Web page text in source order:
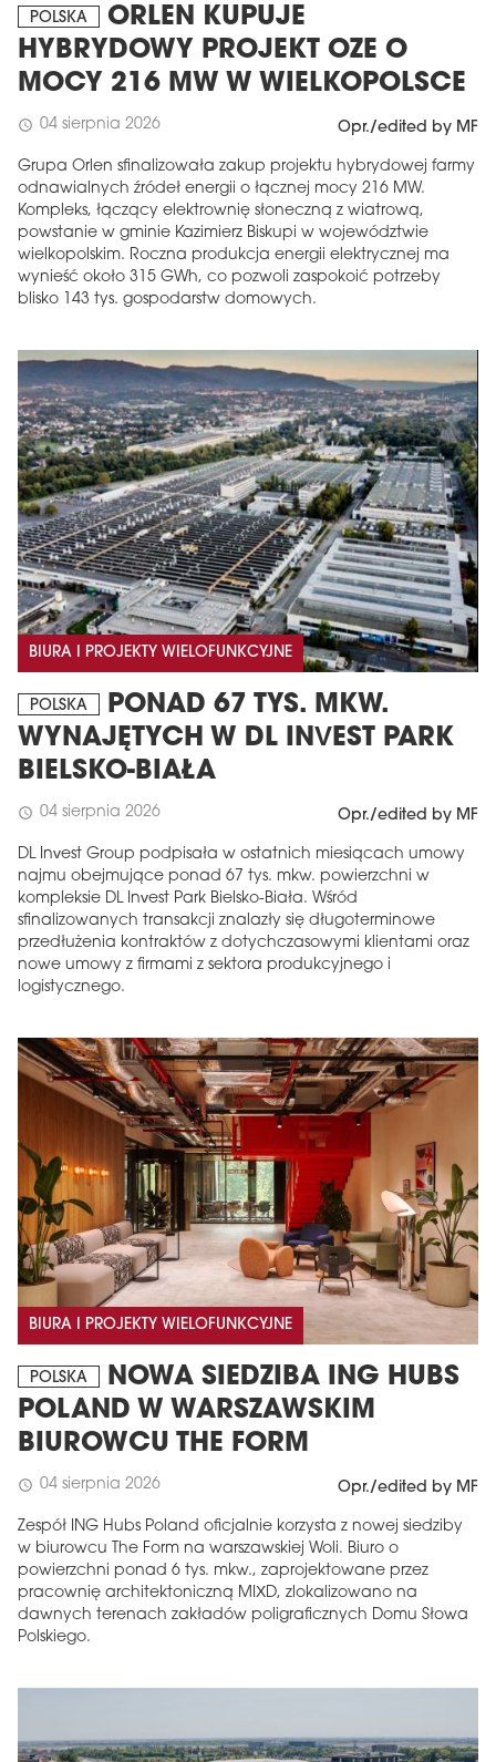
POLSKA
ORLEN KUPUJE
HYBRYDOWY PROJEKT OZE O
MOCY 216 MW W WIELKOPOLSCE
schedule 04 sierpnia 2026 Opr./edited by MF
Grupa Orlen sfinalizowała zakup projektu hybrydowej farmy
odnawialnych źródeł energii o łącznej mocy 216 MW.
Kompleks, łączący elektrownię słoneczną z wiatrową,
powstanie w gminie Kazimierz Biskupi w województwie
wielkopolskim. Roczna produkcja energii elektrycznej ma
wynieść około 315 GWh, co pozwoli zaspokoić potrzeby
blisko 143 tys. gospodarstw domowych.
BIURA I PROJEKTY WIELOFUNKCYJNE
POLSKA
PONAD 67 TYS. MKW.
WYNAJĘTYCH W DL INVEST PARK
BIELSKO-BIAŁA
schedule 04 sierpnia 2026 Opr./edited by MF
DL Invest Group podpisała w ostatnich miesiącach umowy
najmu obejmujące ponad 67 tys. mkw. powierzchni w
kompleksie DL Invest Park Bielsko-Biała. Wśród
sfinalizowanych transakcji znalazły się długoterminowe
przedłużenia kontraktów z dotychczasowymi klientami oraz
nowe umowy z firmami z sektora produkcyjnego i
logistycznego.
BIURA I PROJEKTY WIELOFUNKCYJNE
POLSKA
NOWA SIEDZIBA ING HUBS
POLAND W WARSZAWSKIM
BIUROWCU THE FORM
schedule 04 sierpnia 2026 Opr./edited by MF
Zespół ING Hubs Poland oficjalnie korzysta z nowej siedziby
w biurowcu The Form na warszawskiej Woli. Biuro o
powierzchni ponad 6 tys. mkw., zaprojektowane przez
pracownię architektoniczną MIXD, zlokalizowano na
dawnych terenach zakładów poligraficznych Domu Słowa
Polskiego.